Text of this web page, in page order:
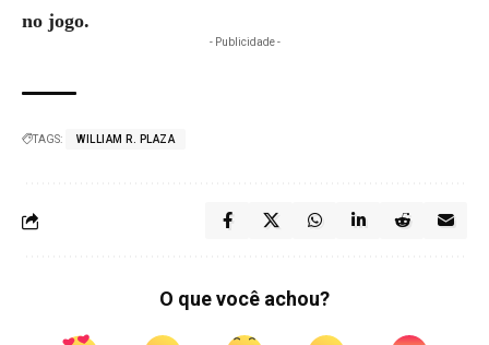
no jogo.
- Publicidade -
TAGS: WILLIAM R. PLAZA
O que você achou?